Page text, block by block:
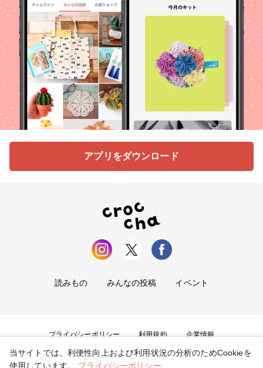
アプリをダウンロード
読みもの みんなの投稿 イベント
プライバシーポリシー 利用規約 企業情報
お問い合わせ
当サイトでは、利便性向上および利用状況の分析のためCookieを
使用しています。
プライバシーポリシー